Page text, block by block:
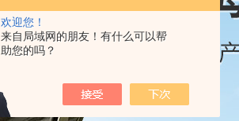
欢迎您！
来自局域网的朋友！有什么可以帮
助您的吗？